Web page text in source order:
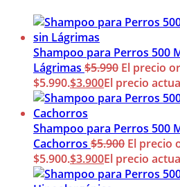
Shampoo para Perros 500
Lágrimas $5.990 El precio
$5.990.$3.900El precio
Shampoo para Perros 500
Cachorros $5.900 El precio
$5.900.$3.900El precio